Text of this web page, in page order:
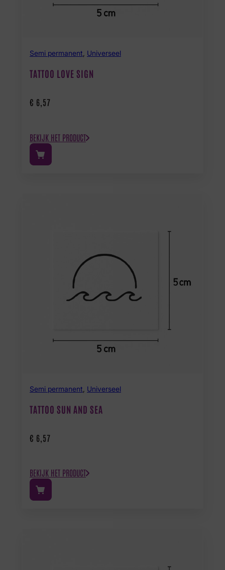
Semi permanent Universeel
TATTOO LOVE SIGN
€ 6,57
BEKIJK HET PRODUCT
Semi permanent Universeel
TATTOO SUN AND SEA
€ 6,57
BEKIJK HET PRODUCT